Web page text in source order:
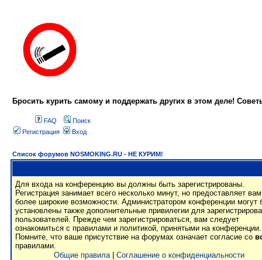
Бросить курить самому и поддержать других в этом деле!
FAQ
Поиск
Регистрация
Вход
Список форумов NOSMOKING.RU - НЕ КУРИМ!
Для входа на конференцию вы должны быть зарегистрированы.
Регистрация занимает всего несколько минут, но предоставляет вам
более широкие возможности. Администратором конференции могут
установлены также дополнительные привилегии для
пользователей. Прежде чем зарегистрироваться, вам следует
ознакомиться с правилами и политикой, принятыми на конференции.
Помните, что ваше присутствие на форумах означает согласие со
правилами.
Общие правила| Соглашение о конфиденциальности